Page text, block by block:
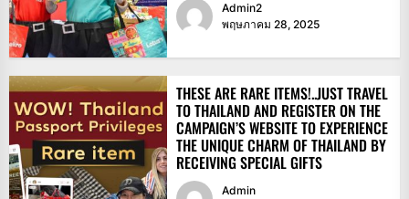
Admin2
พฤษภาคม 28, 2025
THESE ARE RARE ITEMS!..JUST TRAVEL
TO THAILAND AND REGISTER ON THE
CAMPAIGN’S WEBSITE TO EXPERIENCE
THE UNIQUE CHARM OF THAILAND BY
RECEIVING SPECIAL GIFTS
Admin